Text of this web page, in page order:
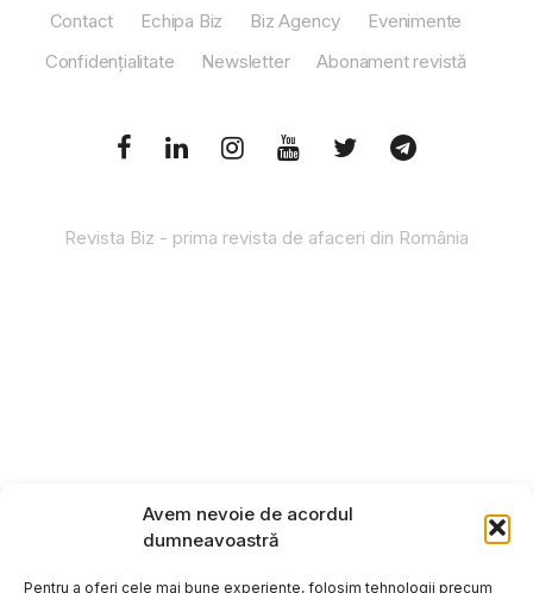
Avem nevoie de acordul
dumneavoastră
Pentru a oferi cele mai bune experiențe, folosim tehnologii precum
Contact Echipa Biz Biz Agency
Evenimente
Confidențialitate
Newsletter Abonament revistă
Revista Biz - prima revista de afaceri din România